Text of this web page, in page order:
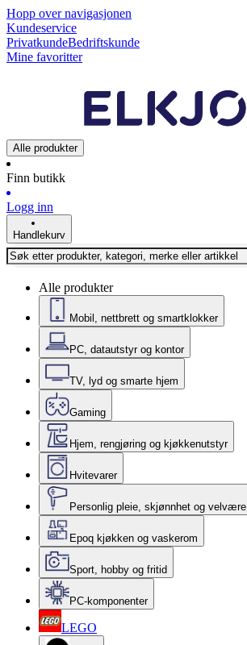
Hopp over navigasjonen
Kundeservice
PrivatkundeBedriftskunde
Mine favoritter
Alle produkter
Finn butikk
Logg inn
Handlekurv
Alle produkter
Mobil, nettbrett og smartklokker
PC, datautstyr og kontor
TV, lyd og smarte hjem
Gaming
Hjem, rengjøring og kjøkkenutstyr
Hvitevarer
Personlig pleie, skjønnhet og velvære
Epoq kjøkken og vaskerom
Sport, hobby og fritid
PC-komponenter
LEGO